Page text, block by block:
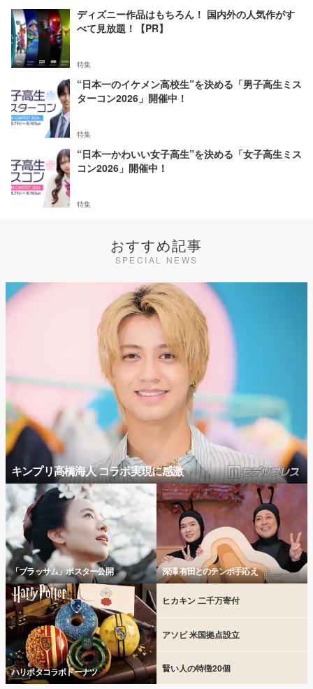
ディズニー作品はもちろん！ 国内外の人気作がす
べて見放題！【PR】
特集
“日本一のイケメン高校生”を決める「男子高生ミス
ターコン2026」開催中！
特集
“日本一かわいい女子高生”を決める「女子高生ミス
コン2026」開催中！
特集
おすすめ記事
SPECIAL NEWS
キンプリ高橋海人 コラボ実現に感激
「ブラッサム」ポスター公開 深澤 有田とのテンポ手応え
ハリポタコラボドーナツ
ヒカキン 二千万寄付
アソビ 米国拠点設立
賢い人の特徴20個